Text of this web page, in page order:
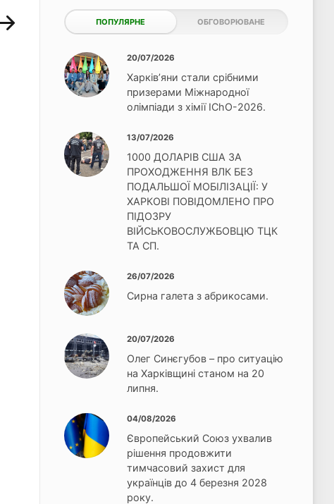
ПОПУЛЯРНЕ ОБГОВОРЮВАНЕ
20/07/2026
Харків’яни стали срібними
призерами Міжнародної
олімпіади з хімії IChO-2026.
13/07/2026
1000 ДОЛАРІВ США ЗА
ПРОХОДЖЕННЯ ВЛК БЕЗ
ПОДАЛЬШОЇ МОБІЛІЗАЦІЇ: У
ХАРКОВІ ПОВІДОМЛЕНО ПРО
ПІДОЗРУ
ВІЙСЬКОВОСЛУЖБОВЦЮ ТЦК
ТА СП.
26/07/2026
Сирна галета з абрикосами.
20/07/2026
Олег Синєгубов – про ситуацію
на Харківщині станом на 20
липня.
04/08/2026
Європейський Союз ухвалив
рішення продовжити
тимчасовий захист для
українців до 4 березня 2028
року.